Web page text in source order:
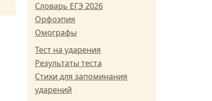
Словарь ЕГЭ 2026
Орфоэпия
Омографы
Тест на ударения
Результаты теста
Стихи для запоминания
ударений